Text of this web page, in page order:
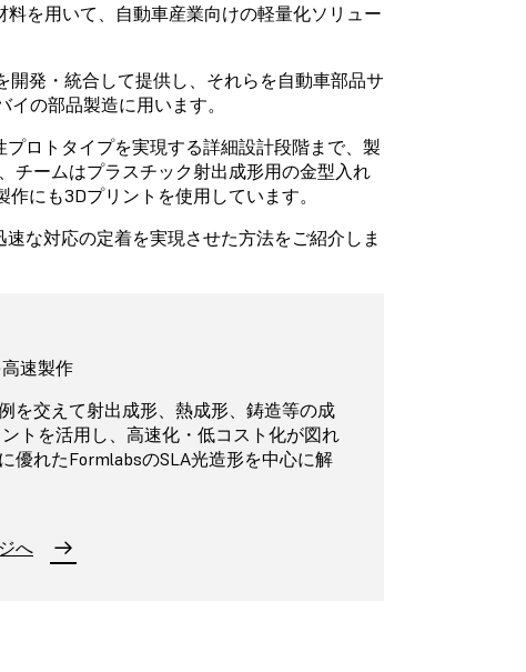
料を用いて、自動車産業向けの軽量化ソリュー
発・統合して提供し、それらを自動車部品サ
の部品製造に用います。
ロトタイプを実現する詳細設計段階まで、製
チームはプラスチック射出成形用の金型入れ
にも3Dプリントを使用しています。
な対応の定着を実現させた方法をご紹介しま
速製作
を交えて射出成形、熱成形、鋳造等の成
トを活用し、高速化・低コスト化が図れ
優れたFormlabsのSLA光造形を中心に解
へ